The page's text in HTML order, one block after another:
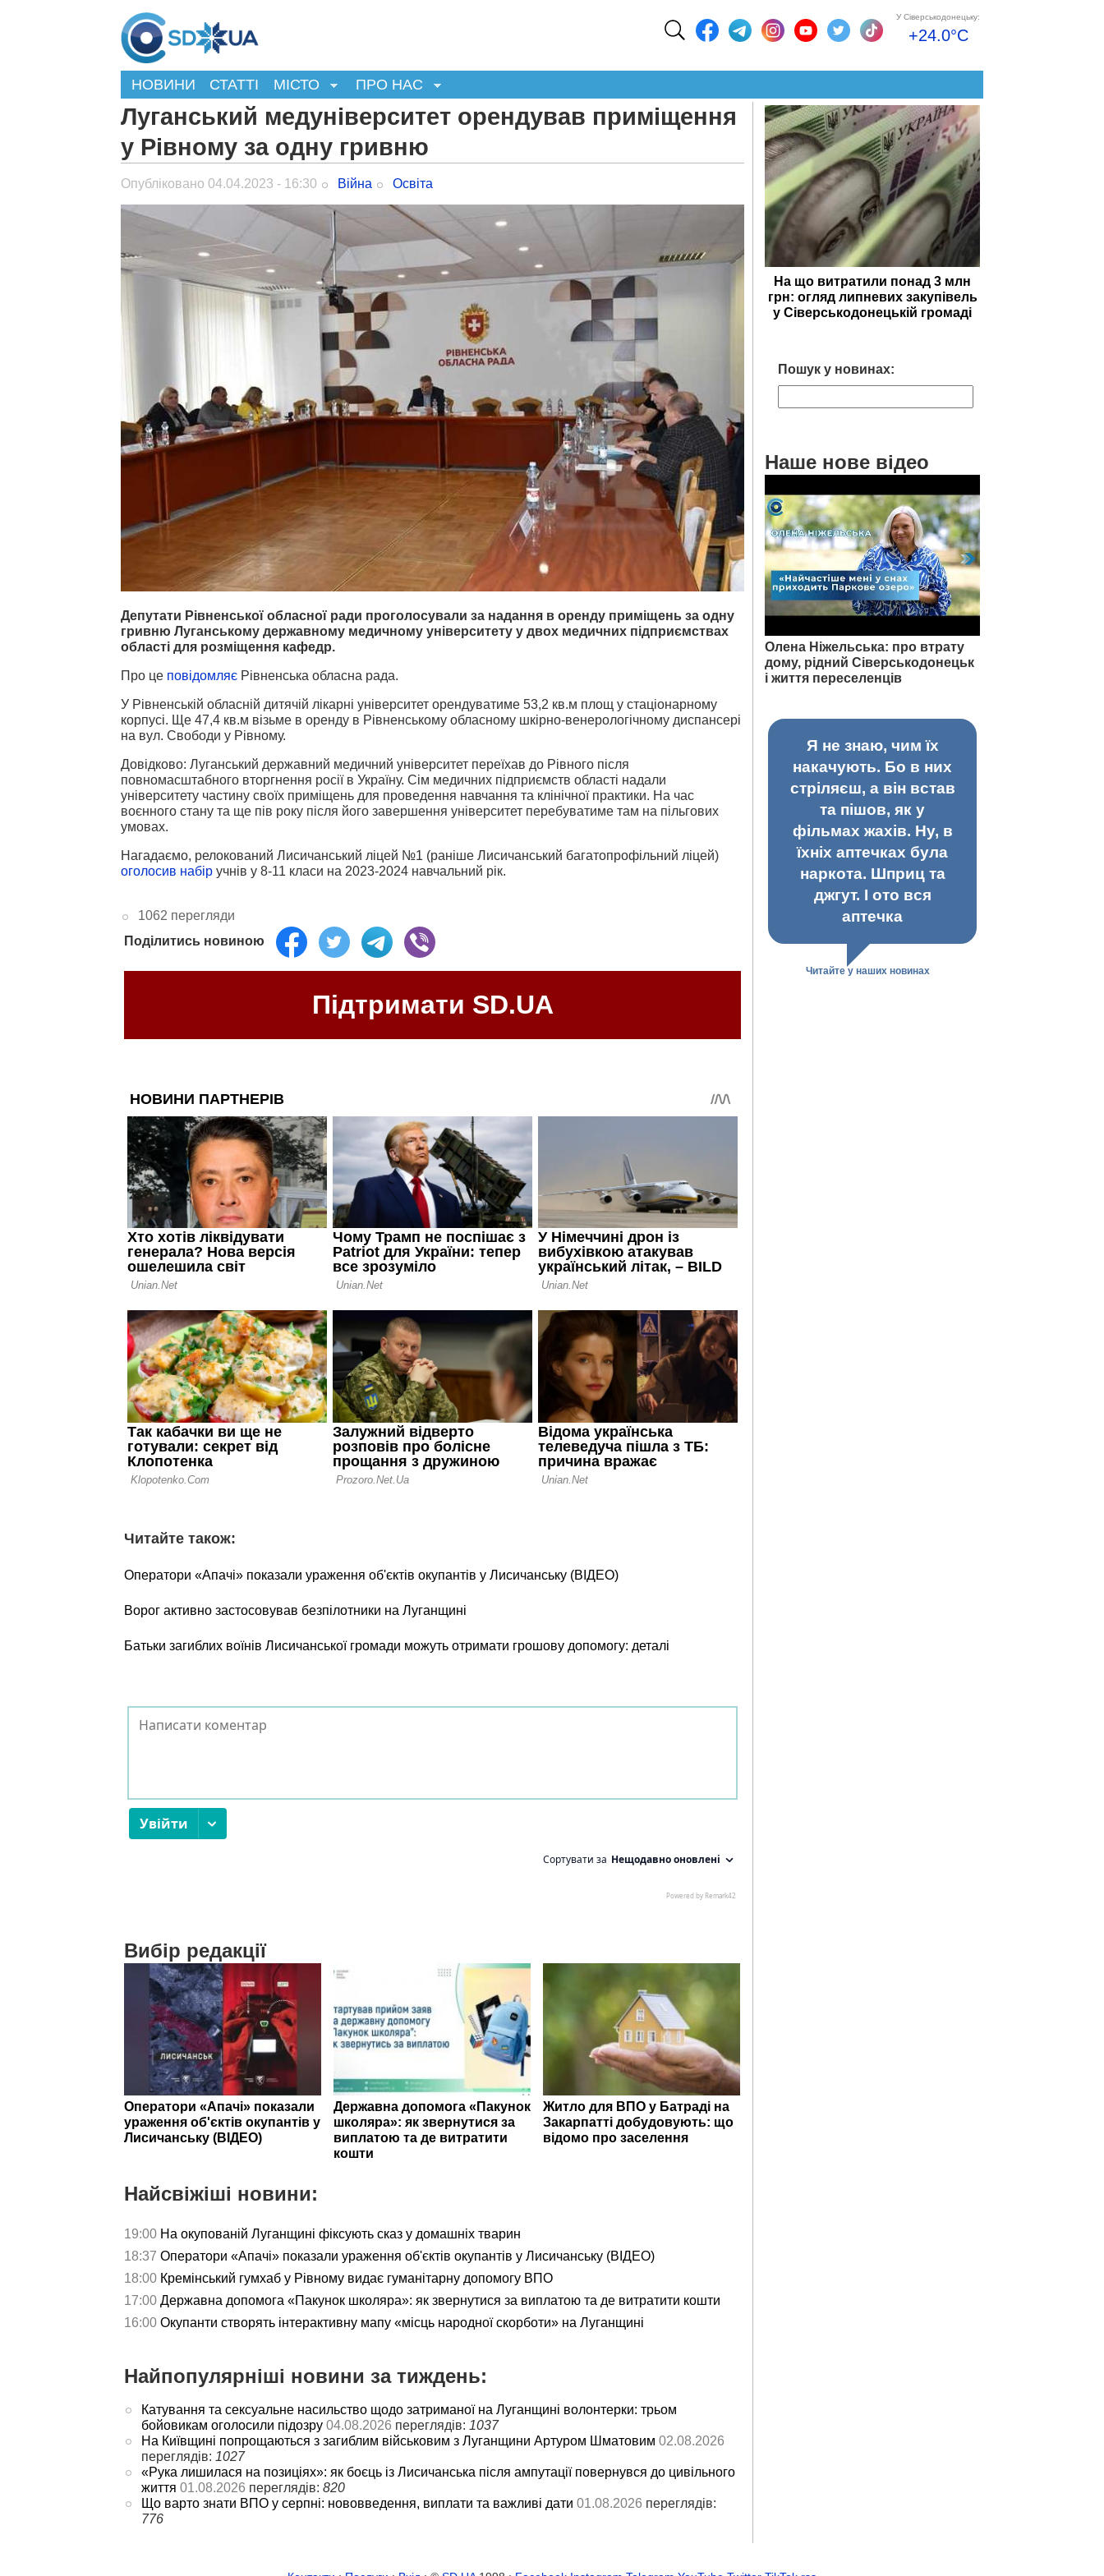
У Сіверськодонецьку:
+24.0°C
НОВИНИ СТАТТІ МІСТО ПРО НАС
Луганський медуніверситет орендував приміщення
у Рівному за одну гривню
Опубліковано 04.04.2023 - 16:30 Війна Освіта
Депутати Рівненської обласної ради проголосували за надання в оренду приміщень за одну
гривню Луганському державному медичному університету у двох медичних підприємствах
області для розміщення кафедр.
Про це повідомляє Рівненська обласна рада.
У Рівненській обласній дитячій лікарні університет орендуватиме 53,2 кв.м площ у стаціонарному
корпусі. Ще 47,4 кв.м візьме в оренду в Рівненському обласному шкірно-венерологічному диспансері
на вул. Свободи у Рівному.
Довідково: Луганський державний медичний університет переїхав до Рівного після
повномасштабного вторгнення росії в Україну. Сім медичних підприємств області надали
університету частину своїх приміщень для проведення навчання та клінічної практики. На час
воєнного стану та ще пів року після його завершення університет перебуватиме там на пільгових
умовах.
Нагадаємо, релокований Лисичанський ліцей №1 (раніше Лисичанський багатопрофільний ліцей)
оголосив набір учнів у 8-11 класи на 2023-2024 навчальний рік.
1062 перегляди
Поділитись новиною
Підтримати SD.UA
Читайте також:
Оператори «Апачі» показали ураження об'єктів окупантів у Лисичанську (ВІДЕО)
Ворог активно застосовував безпілотники на Луганщині
Батьки загиблих воїнів Лисичанської громади можуть отримати грошову допомогу: деталі
Вибір редакції
Оператори «Апачі» показали
ураження об'єктів окупантів у
Лисичанську (ВІДЕО)
Державна допомога «Пакунок
школяра»: як звернутися за
виплатою та де витратити
кошти
Житло для ВПО у Батраді на
Закарпатті добудовують: що
відомо про заселення
Найсвіжіші новини:
19:00 На окупованій Луганщині фіксують сказ у домашніх тварин
18:37 Оператори «Апачі» показали ураження об'єктів окупантів у Лисичанську (ВІДЕО)
18:00 Кремінський гумхаб у Рівному видає гуманітарну допомогу ВПО
17:00 Державна допомога «Пакунок школяра»: як звернутися за виплатою та де витратити кошти
16:00 Окупанти створять інтерактивну мапу «місць народної скорботи» на Луганщині
Найпопулярніші новини за тиждень:
Катування та сексуальне насильство щодо затриманої на Луганщині волонтерки: трьом
бойовикам оголосили підозру 04.08.2026 переглядів: 1037
На Київщині попрощаються з загиблим військовим з Луганщини Артуром Шматовим 02.08.2026
переглядів: 1027
«Рука лишилася на позиціях»: як боєць із Лисичанська після ампутації повернувся до цивільного
життя 01.08.2026 переглядів: 820
Що варто знати ВПО у серпні: нововведення, виплати та важливі дати 01.08.2026 переглядів:
776
На що витратили понад 3 млн
грн: огляд липневих закупівель
у Сіверськодонецькій громаді
Пошук у новинах:
Наше нове відео
Олена Ніжельська: про втрату
дому, рідний Сіверськодонецьк
і життя переселенців
Я не знаю, чим їх
накачують. Бо в них
стріляєш, а він встав
та пішов, як у
фільмах жахів. Ну, в
їхніх аптечках була
наркота. Шприц та
джгут. І ото вся
аптечка
Читайте у наших новинах